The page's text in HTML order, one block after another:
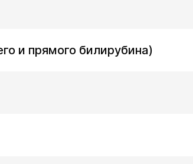
и прямого билирубина)